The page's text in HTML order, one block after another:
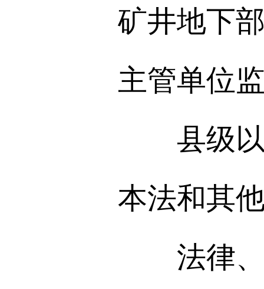
矿井地下
主管单位
县级以
本法和其
法律、